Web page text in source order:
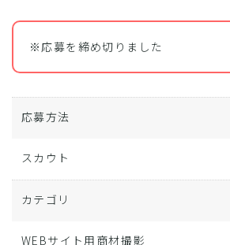
※応募を締め切りました
応募方法
スカウト
カテゴリ
WEBサイト用商材撮影